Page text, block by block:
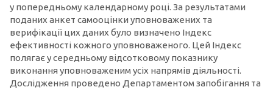
у попередньому календарному році. За результатами
поданих анкет самооцінки уповноважених та
верифікації цих даних було визначено Індекс
ефективності кожного уповноваженого. Цей Індекс
полягає у середньому відсотковому показнику
виконання уповноваженим усіх напрямів діяльності.
Дослідження проведено Департаментом запобігання та